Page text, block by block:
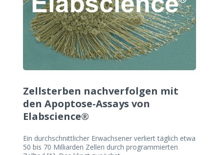
Zellsterben nachverfolgen mit
den Apoptose-Assays von
Elabscience®
Ein durchschnittlicher Erwachsener verliert täglich etwa
50 bis 70 Milliarden Zellen durch programmierten